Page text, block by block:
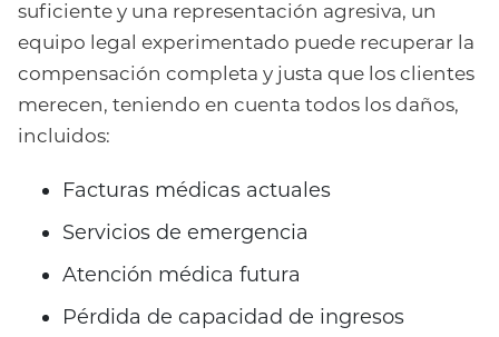
suficiente y una representación agresiva, un
equipo legal experimentado puede recuperar la
compensación completa y justa que los clientes
merecen, teniendo en cuenta todos los daños,
incluidos:
Facturas médicas actuales
Servicios de emergencia
Atención médica futura
Pérdida de capacidad de ingresos